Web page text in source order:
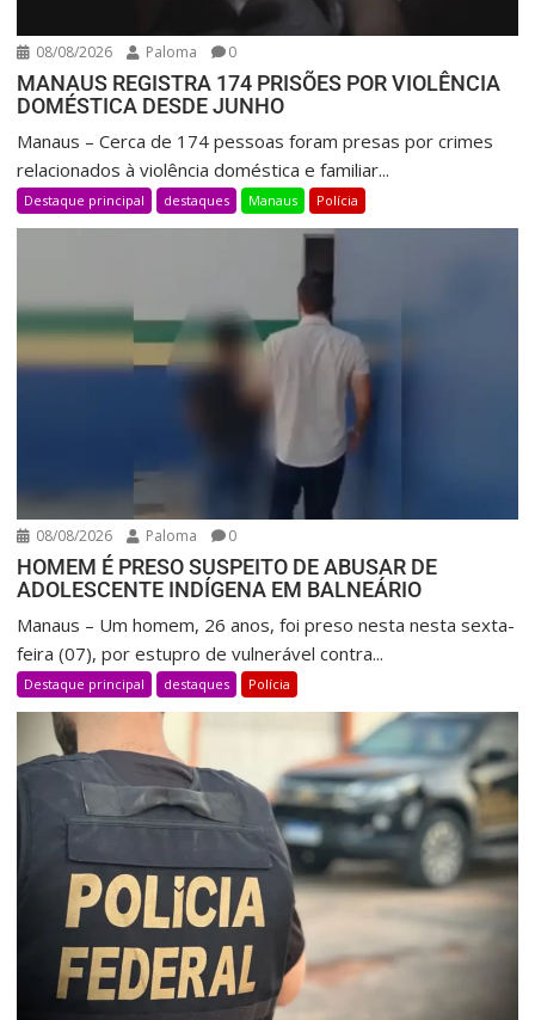
08/08/2026 Paloma 0
MANAUS REGISTRA 174 PRISÕES POR VIOLÊNCIA
DOMÉSTICA DESDE JUNHO
Manaus – Cerca de 174 pessoas foram presas por crimes
relacionados à violência doméstica e familiar...
Destaque principal destaques Manaus Polícia
08/08/2026 Paloma 0
HOMEM É PRESO SUSPEITO DE ABUSAR DE
ADOLESCENTE INDÍGENA EM BALNEÁRIO
Manaus – Um homem, 26 anos, foi preso nesta nesta sexta-
feira (07), por estupro de vulnerável contra...
Destaque principal destaques Polícia